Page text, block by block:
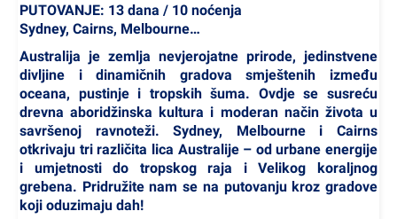
PUTOVANJE: 13 dana / 10 noćenja
Sydney, Cairns, Melbourne…
Australija je zemlja nevjerojatne prirode, jedinstvene
divljine i dinamičnih gradova smještenih između
oceana, pustinje i tropskih šuma. Ovdje se susreću
drevna aboridžinska kultura i moderan način života u
savršenoj ravnoteži. Sydney, Melbourne i Cairns
otkrivaju tri različita lica Australije – od urbane energije
i umjetnosti do tropskog raja i Velikog koraljnog
grebena. Pridružite nam se na putovanju kroz gradove
koji oduzimaju dah!